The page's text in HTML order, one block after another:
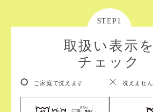
STEP1
取扱い表示を
チェック
ご家庭で洗えます 洗えません